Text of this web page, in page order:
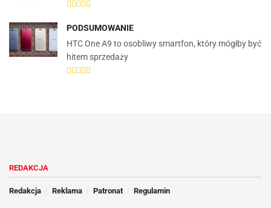
PODSUMOWANIE
HTC One A9 to osobliwy smartfon, który mógłby być
hitem sprzedaży
REDAKCJA
Redakcja Reklama Patronat Regulamin